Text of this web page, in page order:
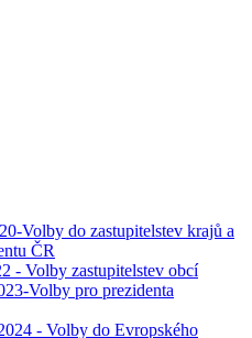
Volby do zastupitelstev krajů a
ČR
- Volby zastupitelstev obcí
Volby pro prezidenta
- Volby do Evropského